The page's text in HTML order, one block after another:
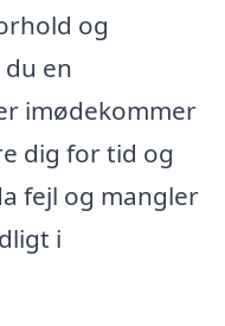
og
en
imødekommer
dig for tid og
fejl og mangler
i